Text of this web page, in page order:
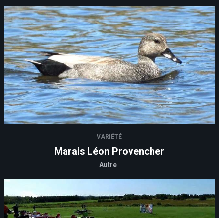
VARIÉTÉ
Marais Léon Provencher
Autre